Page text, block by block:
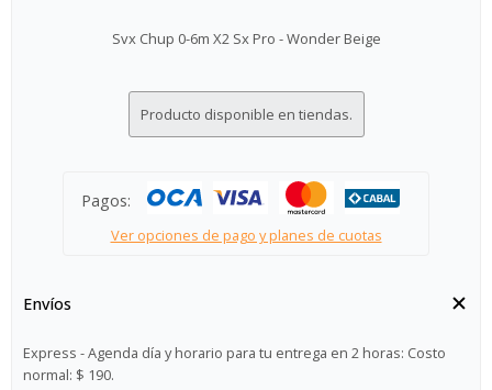
Svx Chup 0-6m X2 Sx Pro - Wonder Beige
Producto disponible en tiendas.
Pagos:
Ver opciones de pago y planes de cuotas
Envíos
Express - Agenda día y horario para tu entrega en 2 horas: Costo
normal: $ 190.